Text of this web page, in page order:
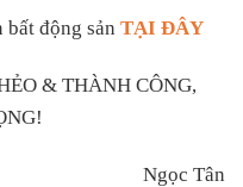
động sản TẠI ĐÂY
& THÀNH CÔNG,
Ngọc Tân